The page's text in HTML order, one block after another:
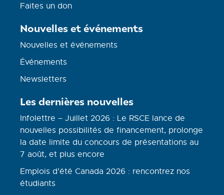
Faites un don
Nouvelles et événements
Nouvelles et événements
Événements
Newsletters
Les dernières nouvelles
Infolettre – Juillet 2026 : Le RSCE lance de
nouvelles possibilités de financement, prolonge
la date limite du concours de présentations au
7 août, et plus encore
Emplois d’été Canada 2026 : rencontrez nos
étudiants